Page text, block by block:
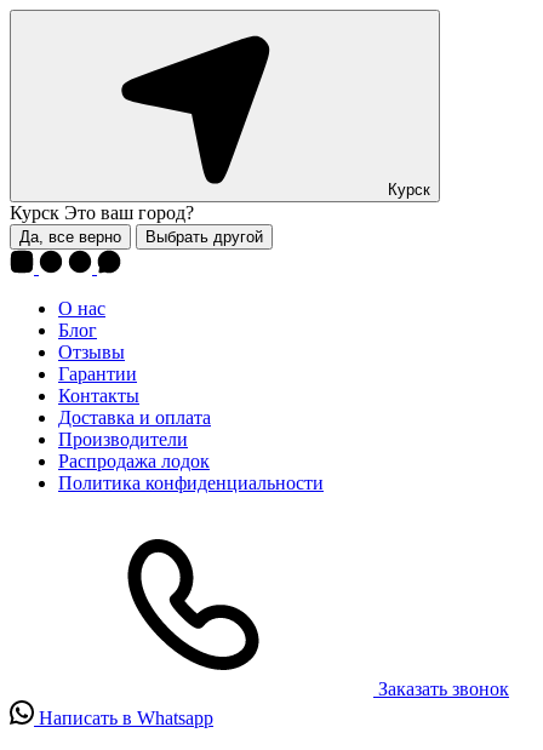
Курск
Курск Это ваш город?
Да, все верно Выбрать другой
О нас
Блог
Отзывы
Гарантии
Контакты
Доставка и оплата
Производители
Распродажа лодок
Политика конфиденциальности
Заказать звонок
Написать в Whatsapp